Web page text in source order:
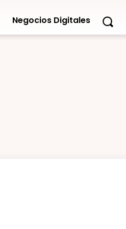
Negocios Digitales